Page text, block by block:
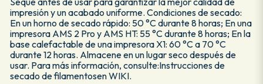
impresión y un acabado uniforme. Condiciones de secado:
En un horno de secado rápido: 50 °C durante 8 horas; En una
impresora AMS 2 Pro y AMS HT: 55 °C durante 8 horas; En la
base calefactable de una impresora X1: 60 °C a 70 °C
durante 12 horas. Almacene en un lugar seco después de
usar. Para más información, consulte:Instrucciones de
secado de filamentosen WIKI.